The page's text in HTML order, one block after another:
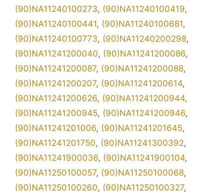
(90)NA11240100273, (90)NA11240100419,
(90)NA11240100441, (90)NA11240100681,
(90)NA11240100773, (90)NA11240200298,
(90)NA11241200040, (90)NA11241200086,
(90)NA11241200087, (90)NA11241200088,
(90)NA11241200207, (90)NA11241200614,
(90)NA11241200626, (90)NA11241200944,
(90)NA11241200945, (90)NA11241200946,
(90)NA11241201006, (90)NA11241201645,
(90)NA11241201750, (90)NA11241300392,
(90)NA11241900036, (90)NA11241900104,
(90)NA11250100057, (90)NA11250100068,
(90)NA11250100260, (90)NA11250100327,